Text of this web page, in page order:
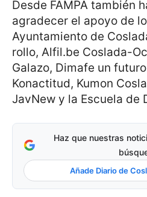
Desde FAMPA también
agradecer el apoyo de
Ayuntamiento de
rollo, Alfil.be Coslada-
Galazo, Dimafe un
Konactitud, Kumon
JavNew y la Escuela de
Haz que nuestras
Añade Diario de